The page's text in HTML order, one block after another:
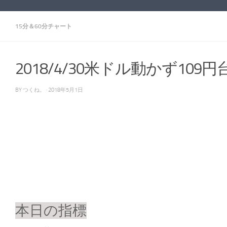
15分＆60分チャート
2018/4/30米ドル動かず109円
BY つくね。 · 2018年5月1日
本日の指標